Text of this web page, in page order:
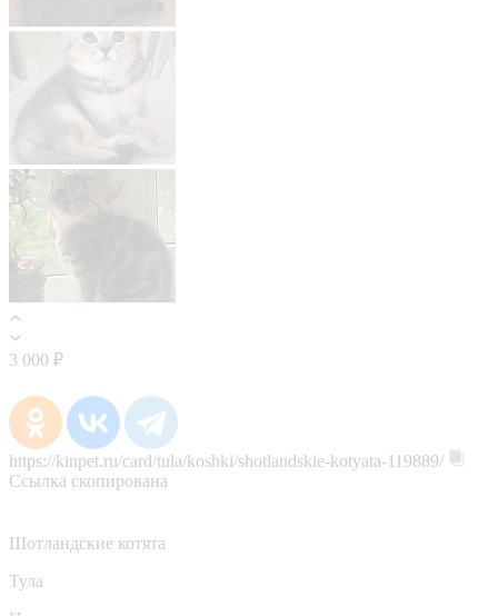
3 000 ₽
https://kinpet.ru/card/tula/koshki/shotlandskie-kotyata-119889/
Ссылка скопирована
Шотландские котята
Тула